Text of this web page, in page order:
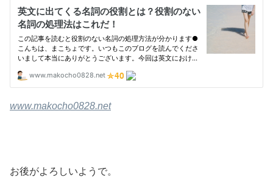
www.makocho0828.net
お後がよろしいようで。